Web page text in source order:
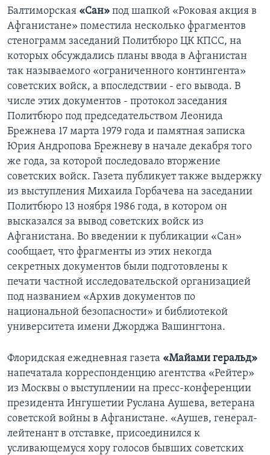
Learning English
СОЦИАЛЬНЫЕ СЕТИ
Балтиморская «Сан» под шапкой «Роковая акция в
Афганистане» поместила несколько фрагментов
стенограмм заседаний Политбюро ЦК КПСС, на
которых обсуждались планы ввода в Афганистан
так называемого «ограниченного контингента»
советских войск, а впоследствии - его вывода. В
числе этих документов - протокол заседания
Политбюро под председательством Леонида
Брежнева 17 марта 1979 года и памятная записка
Юрия Андропова Брежневу в начале декабря того
же года, за которой последовало вторжение
советских войск. Газета публикует также выдержку
из выступления Михаила Горбачева на заседании
Политбюро 13 ноября 1986 года, в котором он
высказался за вывод советских войск из
Афганистана. Во введении к публикации «Сан»
сообщает, что фрагменты из этих некогда
секретных документов были подготовлены к
печати частной исследовательской организацией
под названием «Архив документов по
национальной безопасности» и библиотекой
университета имени Джорджа Вашингтона.
Флоридская ежедневная газета «Майами геральд»
напечатала корреспонденцию агентства «Рейтер»
из Москвы о выступлении на пресс-конференции
президента Ингушетии Руслана Аушева, ветерана
советской войны в Афганистане. «Аушев, генерал-
лейтенант в отставке, присоединился к
усливающемуся хору голосов бывших советских